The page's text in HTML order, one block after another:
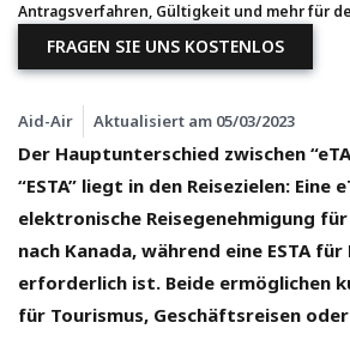
Antragsverfahren, Gültigkeit und mehr für
FRAGEN SIE UNS KOSTENLOS
Aid-Air Aktualisiert am 05/03/2023
Der Hauptunterschied zwischen
“ESTA” liegt in den Reisezielen: Eine
elektronische Reisegenehmigung
nach Kanada, während eine ESTA für
erforderlich ist. Beide ermöglichen
für Tourismus, Geschäftsreisen